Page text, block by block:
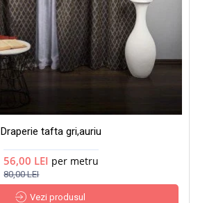
Draperie tafta gri,auriu
56,00 LEI per metru
80,00 LEI
Vezi produsul